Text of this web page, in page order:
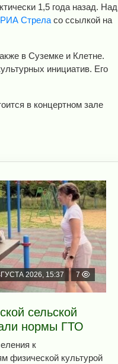
1,5 года назад. Над
РИА Стреласо ссылкой на
в Суземке и Клетне.
инициатив. Его
в концертном зале
2026, 15:37 7
сельской
нормы ГТО
к
физической культурой